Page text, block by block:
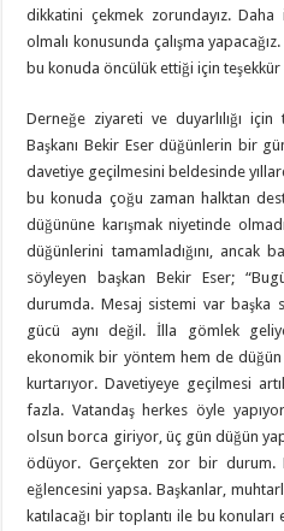
dikkatini çekmek zorundayız.
olmalı konusunda çalışma
bu konuda öncülük ettiği için
Derneğe ziyareti ve duyarlılığı
Başkanı Bekir Eser düğünlerin bir
davetiye geçilmesini beldesinde
bu konuda çoğu zaman halktan
düğününe karışmak niyetinde
düğünlerini tamamladığını, ancak
söyleyen başkan Bekir Eser;
durumda. Mesaj sistemi var başka
gücü aynı değil. İlla gömlek
ekonomik bir yöntem hem de
kurtarıyor. Davetiyeye geçilmesi
fazla. Vatandaş herkes öyle
olsun borca giriyor, üç gün düğün
ödüyor. Gerçekten zor bir durum.
eğlencesini yapsa. Başkanlar,
katılacağı bir toplantı ile bu